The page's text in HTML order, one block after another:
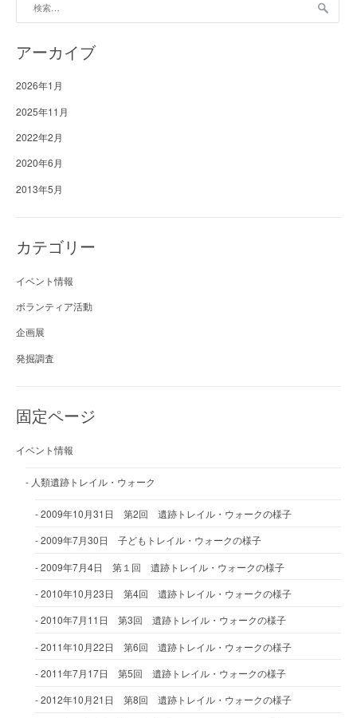
アーカイブ
2026年1月
2025年11月
2022年2月
2020年6月
2013年5月
カテゴリー
イベント情報
ボランティア活動
企画展
発掘調査
固定ページ
イベント情報
人類遺跡トレイル・ウォーク
2009年10月31日 第2回 遺跡トレイル・ウォークの様子
2009年7月30日 子どもトレイル・ウォークの様子
2009年7月4日 第１回 遺跡トレイル・ウォークの様子
2010年10月23日 第4回 遺跡トレイル・ウォークの様子
2010年7月11日 第3回 遺跡トレイル・ウォークの様子
2011年10月22日 第6回 遺跡トレイル・ウォークの様子
2011年7月17日 第5回 遺跡トレイル・ウォークの様子
2012年10月21日 第8回 遺跡トレイル・ウォークの様子